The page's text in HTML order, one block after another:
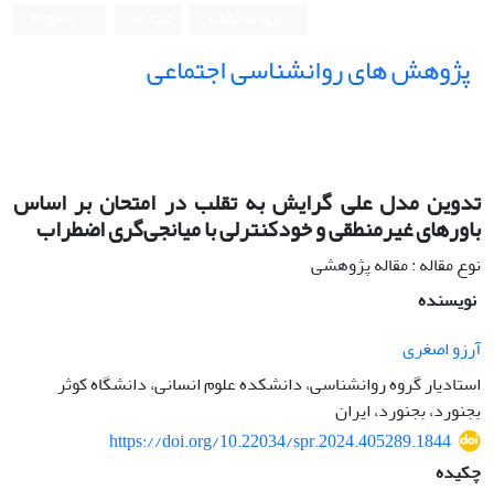
پژوهش های روانشناسی اجتماعی
تدوین مدل علی گرایش به تقلب در امتحان بر اساس
باورهای غیرمنطقی و خودکنترلی با میانجی‌گری اضطراب
نوع مقاله : مقاله پژوهشی
نویسنده
آرزو اصغری
استادیار گروه روانشناسی، دانشکده علوم انسانی، دانشگاه کوثر
بجنورد، بجنورد، ایران
https://doi.org/10.22034/spr.2024.405289.1844
چکیده